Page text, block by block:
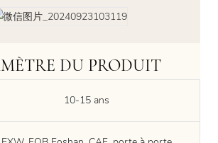
DU PRODUIT
10-15 ans